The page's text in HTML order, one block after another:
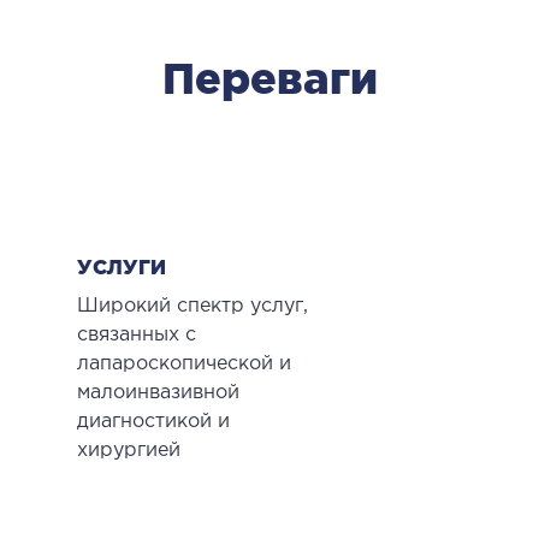
нейрохірургії
Переваги
УСЛУГИ
Широкий спектр услуг,
связанных с
лапароскопической и
малоинвазивной
диагностикой и
хирургией